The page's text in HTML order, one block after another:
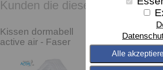
Alle
Kunden die diesen Artikel
Kissen dormabell
active air - Faser
Kissen
active